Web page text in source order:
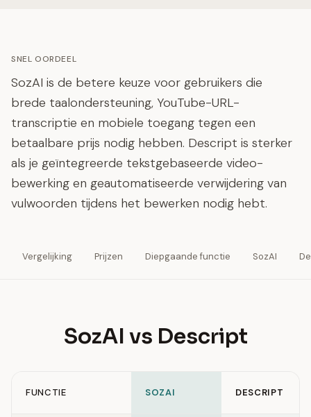
SNEL OORDEEL
SozAI is de betere keuze voor gebruikers die
brede taalondersteuning, YouTube-URL-
transcriptie en mobiele toegang tegen een
betaalbare prijs nodig hebben. Descript is sterker
als je geïntegreerde tekstgebaseerde video-
bewerking en geautomatiseerde verwijdering van
vulwoorden tijdens het bewerken nodig hebt.
Vergelijking Prijzen Diepgaande functie SozAI
SozAI vs Descript
FUNCTIE SOZAI DESCRIPT